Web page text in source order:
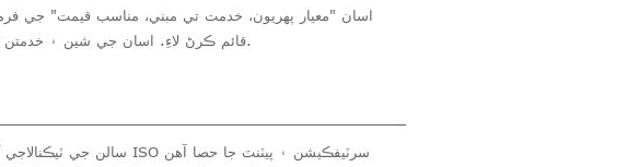
اسان "معيار پهريون، خدمت تي مبني، مناسب قيمت" جي
قائم ڪرڻ لاءِ. اسان جي شين ۽ خدمتن کي بهتر بڻائڻ لاءِ، اسان جي گراهڪن سان اڳتي وڌو ۽ اسان ۽ گراهڪن جي وچ ۾ فتح حاصل ڪريو.